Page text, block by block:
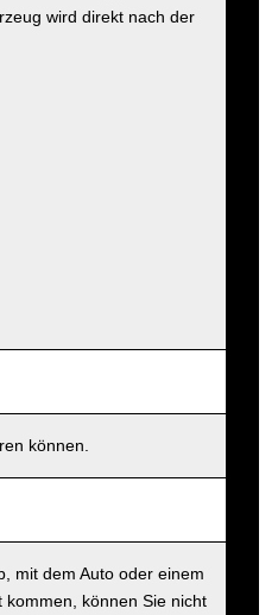
wird direkt nach der
können.
mit dem Auto oder einem
können Sie nicht